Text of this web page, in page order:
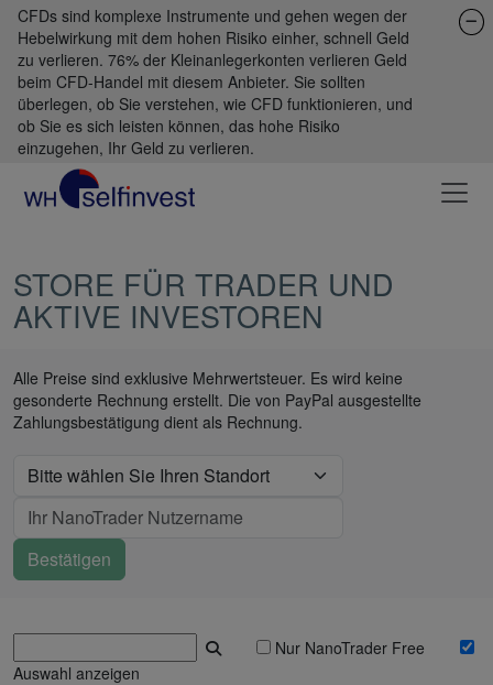
CFDs sind komplexe Instrumente und gehen wegen der
Hebelwirkung mit dem hohen Risiko einher, schnell Geld
zu verlieren. 76% der Kleinanlegerkonten verlieren Geld
beim CFD-Handel mit diesem Anbieter. Sie sollten
überlegen, ob Sie verstehen, wie CFD funktionieren, und
ob Sie es sich leisten können, das hohe Risiko
einzugehen, Ihr Geld zu verlieren.
STORE FÜR TRADER UND
AKTIVE INVESTOREN
Alle Preise sind exklusive Mehrwertsteuer. Es wird keine
gesonderte Rechnung erstellt. Die von PayPal ausgestellte
Zahlungsbestätigung dient als Rechnung.
Nur NanoTrader Free
Auswahl anzeigen